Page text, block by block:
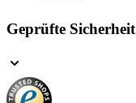
Geprüfte Sicherheit